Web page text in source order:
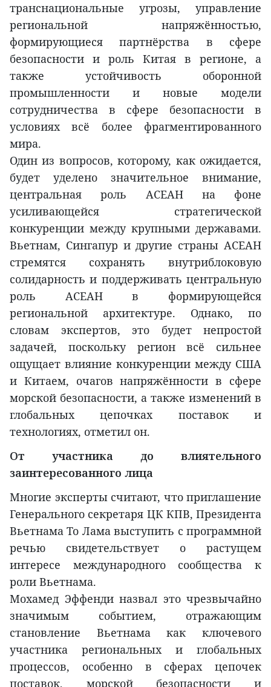
транснациональные угрозы, управление
региональной напряжённостью,
формирующиеся партнёрства в сфере
безопасности и роль Китая в регионе, а
также устойчивость оборонной
промышленности и новые модели
сотрудничества в сфере безопасности в
условиях всё более фрагментированного
мира.
Один из вопросов, которому, как ожидается,
будет уделено значительное внимание,
центральная роль АСЕАН на фоне
усиливающейся стратегической
конкуренции между крупными державами.
Вьетнам, Сингапур и другие страны АСЕАН
стремятся сохранять внутриблоковую
солидарность и поддерживать центральную
роль АСЕАН в формирующейся
региональной архитектуре. Однако, по
словам экспертов, это будет непростой
задачей, поскольку регион всё сильнее
ощущает влияние конкуренции между США
и Китаем, очагов напряжённости в сфере
морской безопасности, а также изменений в
глобальных цепочках поставок и
технологиях, отметил он.
От участника до влиятельного
заинтересованного лица
Многие эксперты считают, что приглашение
Генерального секретаря ЦК КПВ, Президента
Вьетнама То Лама выступить с программной
речью свидетельствует о растущем
интересе международного сообщества к
роли Вьетнама.
Мохамед Эффенди назвал это чрезвычайно
значимым событием, отражающим
становление Вьетнама как ключевого
участника региональных и глобальных
процессов, особенно в сферах цепочек
поставок, морской безопасности и